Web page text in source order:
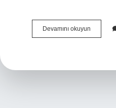
Devamını okuyun Biyokütle
Enerjisi